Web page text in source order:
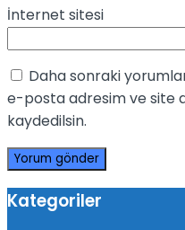
İnternet sitesi
Daha sonraki
e-posta adresim ve site
kaydedilsin.
Kategoriler